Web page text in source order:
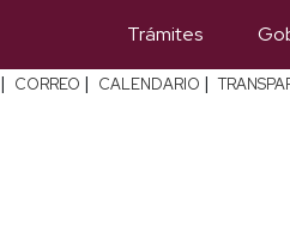
Trámites
| CORREO | CALENDARIO |